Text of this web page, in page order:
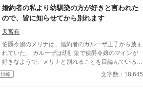
が正論を叩き込むお話。
婚約者の私より幼馴染の方が好きと言われた
ので、皆に知らせてから別れます
天宮有
伯爵令嬢のメリナは、婚約者のガルーザ王子から蔑ま
れていた。 ガルーザは幼馴染で侯爵令嬢のマインが
好きなようで、メリナと別れることを目論んでいる。
評判を落とそうと嫌がらせをしてくるガルーザに対し
て、メリナは我慢の日々を送っていた。 そして誕生
短編 文字数：18,645